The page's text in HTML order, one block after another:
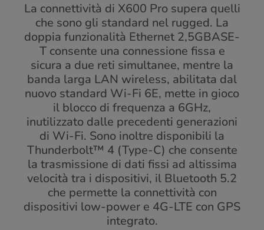
La connettività di X600 Pro supera quelli
che sono gli standard nel rugged. La
doppia funzionalità Ethernet 2,5GBASE-
T consente una connessione fissa e
sicura a due reti simultanee, mentre la
banda larga LAN wireless, abilitata dal
nuovo standard Wi-Fi 6E, mette in gioco
il blocco di frequenza a 6GHz,
inutilizzato dalle precedenti generazioni
di Wi-Fi. Sono inoltre disponibili la
Thunderbolt™ 4 (Type-C) che consente
la trasmissione di dati fissi ad altissima
velocità tra i dispositivi, il Bluetooth 5.2
che permette la connettività con
dispositivi low-power e 4G-LTE con GPS
integrato.